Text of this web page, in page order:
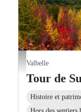
Montagne de Sumiou -
Valbelle
Tour de
Histoire et